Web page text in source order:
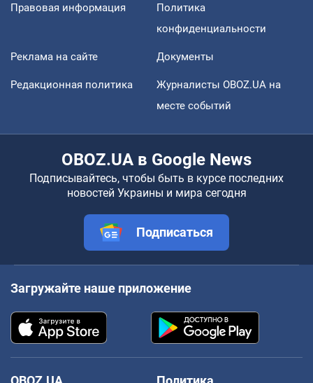
Правовая информация
Политика
конфиденциальности
Реклама на сайте Документы
Редакционная политика
Журналисты OBOZ.UA на
месте событий
OBOZ.UA в Google News
Подписывайтесь, чтобы быть в курсе последних
новостей Украины и мира сегодня
Подписаться
Загружайте наше приложение